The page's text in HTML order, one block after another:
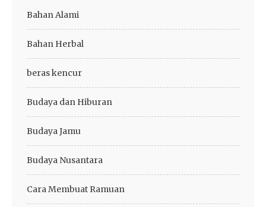
Bahan Alami
Bahan Herbal
beras kencur
Budaya dan Hiburan
Budaya Jamu
Budaya Nusantara
Cara Membuat Ramuan